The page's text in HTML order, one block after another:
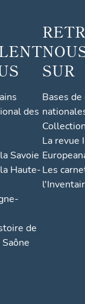
des
Savoie
Haute-
de
SUR
Bases
La revue
Les